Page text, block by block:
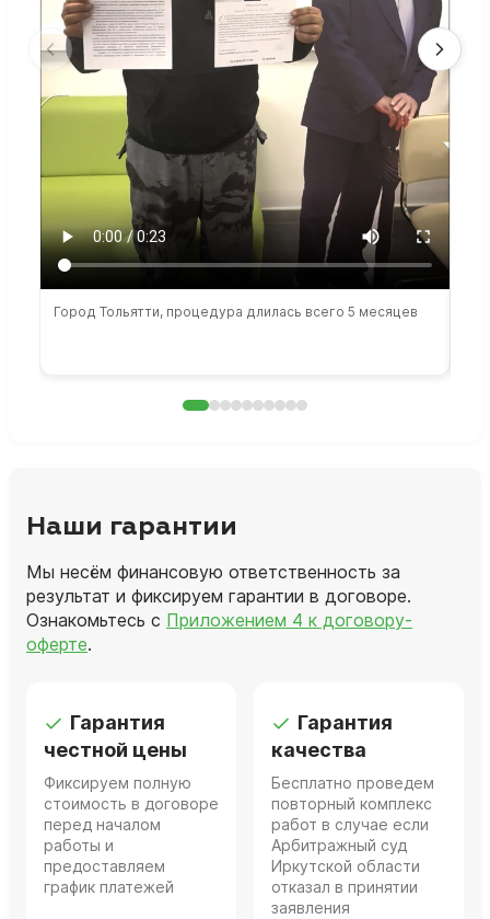
Город Тольятти, процедура длилась всего 5 месяцев
Наши гарантии
Мы несём финансовую ответственность за
результат и фиксируем гарантии в договоре.
Ознакомьтесь с Приложением 4 к договору-
оферте.
Гарантия
честной цены
Фиксируем полную
стоимость в договоре
перед началом
работы и
предоставляем
график платежей
Гарантия
качества
Бесплатно проведем
повторный комплекс
работ в случае если
Арбитражный суд
Иркутской области
отказал в принятии
заявления